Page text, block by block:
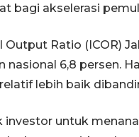
bagi akselerasi
Ratio (ICOR)
6,8 persen.
lebih baik
untuk